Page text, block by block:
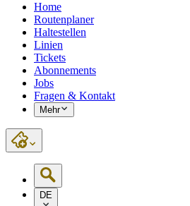
Home
Routenplaner
Haltestellen
Linien
Tickets
Abonnements
Jobs
Fragen & Kontakt
Mehr
DE